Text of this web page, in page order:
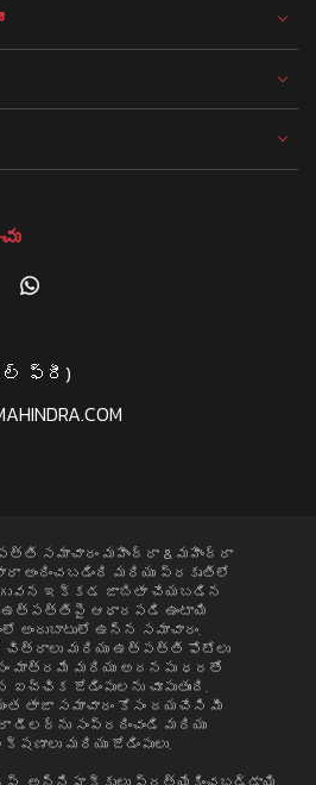
ఫ్రీ)
సమాచారం మహీంద్రా & మహీంద్రా
అందించబడింది మరియు ప్రకృతిలో
ఇక్కడ జాబితా చేయబడిన
ఉత్పత్తిపై ఆధారపడి ఉంటాయి
అందుబాటులో ఉన్న సమాచారం.
మరియు ఉత్పత్తి ఫోటోలు
మాత్రమే మరియు అదనపు ధరతో
జోడింపులను చూపుతుంది.
తాజా సమాచారం కోసం దయచేసి మీ
సంప్రదించండి మరియు
మరియు జోడింపులు.